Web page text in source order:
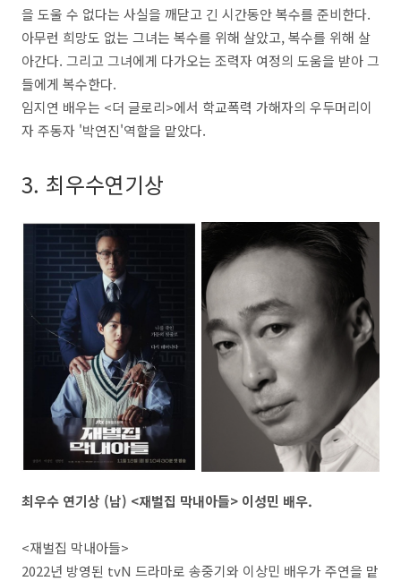
을 도울 수 없다는 사실을 깨닫고 긴 시간동안 복수를 준비한다.
아무런 희망도 없는 그녀는 복수를 위해 살았고, 복수를 위해 살
아간다. 그리고 그녀에게 다가오는 조력자 여정의 도움을 받아 그
들에게 복수한다.
임지연 배우는 <더 글로리>에서 학교폭력 가해자의 우두머리이
자 주동자 '박연진'역할을 맡았다.
3. 최우수연기상
최우수 연기상 (남) <재벌집 막내아들> 이성민 배우.
<재벌집 막내아들>
2022년 방영된 tvN 드라마로 송중기와 이상민 배우가 주연을 맡